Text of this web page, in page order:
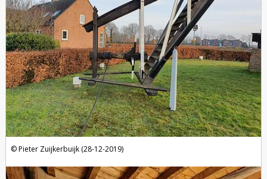
Pieter Zuijkerbuijk (28-12-2019)